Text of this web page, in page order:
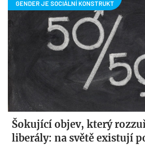
Šokující objev, který
liberály: na světě existují